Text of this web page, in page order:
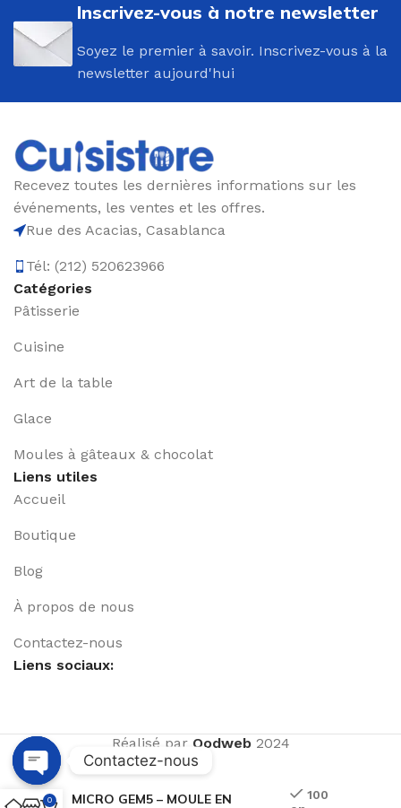
Inscrivez-vous à notre newsletter
Soyez le premier à savoir. Inscrivez-vous à la
newsletter aujourd'hui
Recevez toutes les dernières informations sur les
événements, les ventes et les offres.
Rue des Acacias, Casablanca
Tél: (212) 520623966
Catégories
Pâtisserie
Cuisine
Art de la table
Glace
Moules à gâteaux & chocolat
Liens utiles
Accueil
Boutique
Blog
À propos de nous
Contactez-nous
Liens sociaux:
Réalisé par Qodweb2024
MICRO GEM5 – MOULE EN
100
0
Contactez-nous
Open